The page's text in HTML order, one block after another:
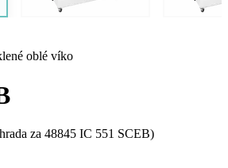
oblé víko
za 48845 IC 551 SCEB)